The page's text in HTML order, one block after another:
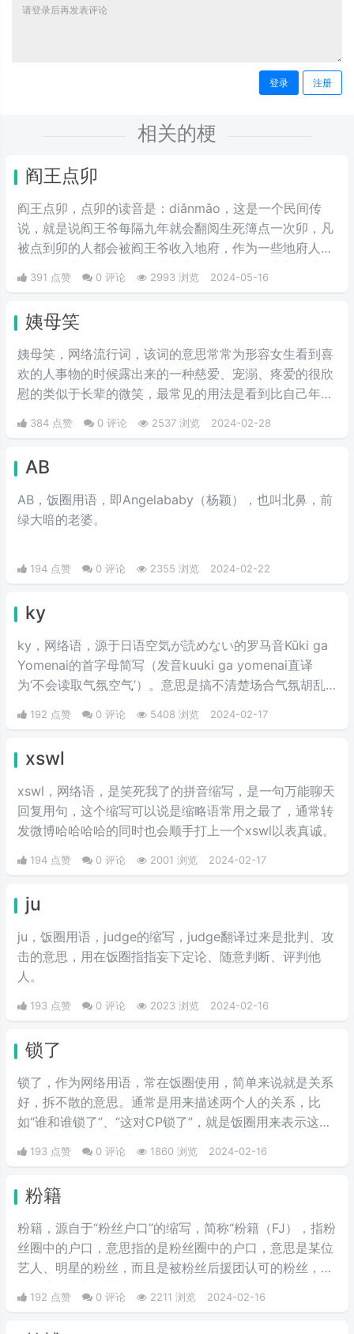
登录 注册
相关的梗
阎王点卯
阎王点卯，点卯的读音是：diǎnmǎo，这是一个民间传
说，就是说阎王爷每隔九年就会翻阅生死簿点一次卯，凡
被点到卯的人都会被阎王爷收入地府，作为一些地府人
员。在地府报道上，最近被大家用视频的形式完美的演绎
了出来。
391 点赞 0 评论 2993 浏览 2024-05-16
姨母笑
姨母笑，网络流行词，该词的意思常常为形容女生看到喜
欢的人事物的时候露出来的一种慈爱、宠溺、疼爱的很欣
慰的类似于长辈的微笑，最常见的用法是看到比自己年轻
的男爱豆时露出的花痴笑来，对方很可爱很招人喜欢。简
单说来就是当花痴女‌‌‌‌‌‌生看到小鲜肉爱豆时露出的贪婪宠
年长。
384 点赞 0 评论 2537 浏览 2024-02-28
AB
AB，饭圈用语，即Angelababy（杨颖），也叫北鼻，前
绿大暗的老婆。​
194 点赞 0 评论 2355 浏览 2024-02-22
ky
ky，网络语，源于日语空気が読めない的罗马音Kūki ga
Yomenai的首字母简写（发音kuuki ga yomenai直译
为‘不会读取气氛空气’）。意思是搞不清楚场合气氛胡乱
发言而扫了大家兴致的行为。
192 点赞 0 评论 5408 浏览 2024-02-17
xswl
xswl，网络语，是笑死我了的拼音缩写，是一句万能聊天
回复用句，这个缩写可以说是缩略语常用之最了，通常转
发微博哈哈哈哈的同时也会顺手打上一个xswl以表真诚。
194 点赞 0 评论 2001 浏览 2024-02-17
ju
ju，饭圈用语，judge的缩写，judge翻译过来是批判、攻
击的意思，用在饭圈指指妄下定论、随意判断、评判他
人。
193 点赞 0 评论 2023 浏览 2024-02-16
锁了
锁了，作为网络用语，常在饭圈使用，简单来说就是关系
好，拆不散的意思。通常是用来描述两个人的关系，比
如“谁和谁锁了”、“这对CP锁了”，就是饭圈用来表示这两
个人情谊很深，关系十分好，锁住了，拆不散了。
193 点赞 0 评论 1860 浏览 2024-02-16
粉籍
粉籍，源自于“粉丝户口”的缩写，简称“粉籍（FJ），指粉
丝圈中的户口，意思指的是粉丝圈中的户口，意思是某位
艺人、明星的粉丝，而且是被粉丝后援团认可的粉丝，类
似于户口。想要获得粉籍，就需要成为一个艺人的粉丝，
并对他的作品、代言进行推广、支持，表达喜爱，直到获
192 点赞 0 评论 2211 浏览 2024-02-16